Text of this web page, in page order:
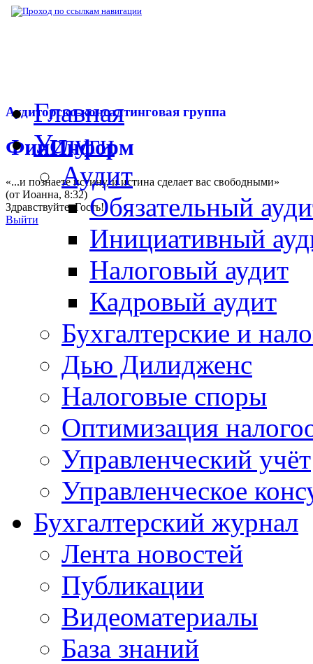
Аудиторско-консалтинговая группа
ФинИнформ
«...и познаете истину, и истина сделает вас свободными»
(от Иоанна, 8:32)
Здравствуйте,Гость!
Выйти
Главная
Услуги
Аудит
Обязательный
Инициативный
Налоговый аудит
Кадровый аудит
Бухгалтерские и
Дью Дилидженс
Налоговые споры
Оптимизация
Управленческий учёт
Управленческое
Бухгалтерский журнал
Лента новостей
Публикации
Видеоматериалы
База знаний